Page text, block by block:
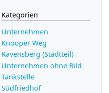
Kategorien
Unternehmen
Knooper Weg
Ravensberg (Stadtteil)
Unternehmen ohne Bild
Tankstelle
Südfriedhof